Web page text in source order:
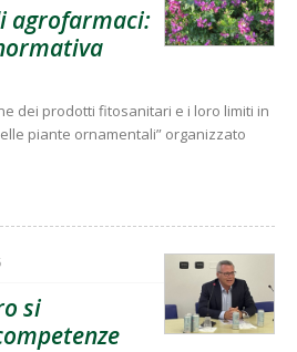
agrofarmaci:
dei prodotti fitosanitari e i loro limiti in
piante ornamentali” organizzato
si